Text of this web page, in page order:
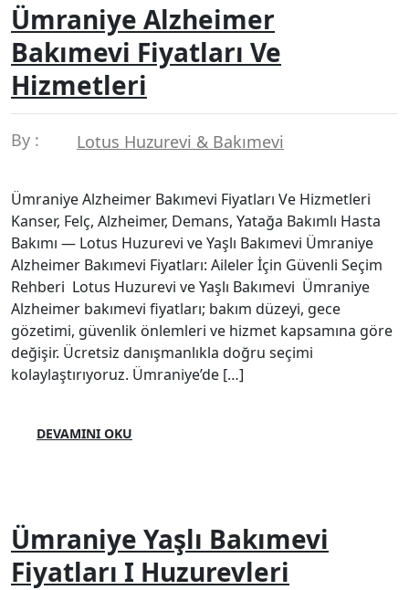
Ümraniye Alzheimer
Bakımevi Fiyatları Ve
Hizmetleri
By : Lotus Huzurevi & Bakımevi
Ümraniye Alzheimer Bakımevi Fiyatları Ve Hizmetleri
Kanser, Felç, Alzheimer, Demans, Yatağa Bakımlı Hasta
Bakımı — Lotus Huzurevi ve Yaşlı Bakımevi Ümraniye
Alzheimer Bakımevi Fiyatları: Aileler İçin Güvenli Seçim
Rehberi Lotus Huzurevi ve Yaşlı Bakımevi Ümraniye
Alzheimer bakımevi fiyatları; bakım düzeyi, gece
gözetimi, güvenlik önlemleri ve hizmet kapsamına göre
değişir. Ücretsiz danışmanlıkla doğru seçimi
kolaylaştırıyoruz. Ümraniye’de […]
DEVAMINI OKU
Ümraniye Yaşlı Bakımevi
Fiyatları I Huzurevleri